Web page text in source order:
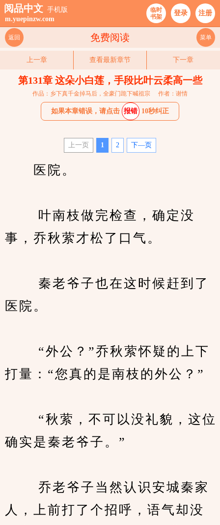
阅品中文 手机版
m.yuepinzw.com
临时
书架
登录 注册
免费阅读
返回 菜单
上一章 查看最新章节 下一章
第131章 这朵小白莲，手段比叶云柔高一些
作品：乡下真千金掉马后，全豪门跪下喊祖宗 作者：谢情
如果本章错误，请点击 报错 10秒纠正
上一页 1 2 下—页
医院。
叶南枝做完检查，确定没
事，乔秋萦才松了口气。
秦老爷子也在这时候赶到了
医院。
“外公？”乔秋萦怀疑的上下
打量：“您真的是南枝的外公？”
“秋萦，不可以没礼貌，这位
确实是秦老爷子。”
乔老爷子当然认识安城秦家
人，上前打了个招呼，语气却没